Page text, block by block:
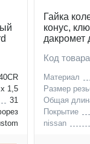
1,5
31
Гайка
конус,
дакромет
Код
Материал
Размер
Общая
Покрытие
nissan